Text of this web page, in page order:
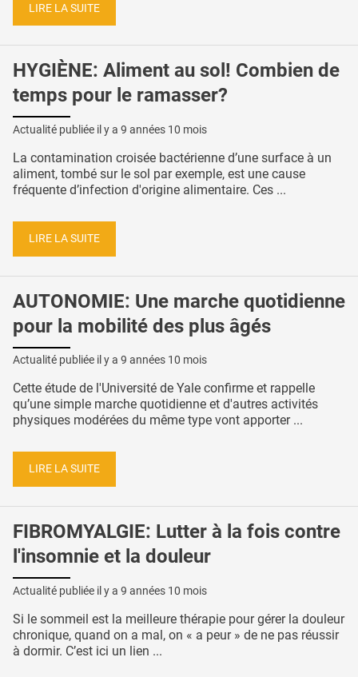
LIRE LA SUITE
HYGIÈNE: Aliment au sol! Combien de
temps pour le ramasser?
Actualité publiée il y a 9 années 10 mois
La contamination croisée bactérienne d’une surface à un
aliment, tombé sur le sol par exemple, est une cause
fréquente d’infection d'origine alimentaire. Ces ...
LIRE LA SUITE
AUTONOMIE: Une marche quotidienne
pour la mobilité des plus âgés
Actualité publiée il y a 9 années 10 mois
Cette étude de l'Université de Yale confirme et rappelle
qu’une simple marche quotidienne et d'autres activités
physiques modérées du même type vont apporter ...
LIRE LA SUITE
FIBROMYALGIE: Lutter à la fois contre
l'insomnie et la douleur
Actualité publiée il y a 9 années 10 mois
Si le sommeil est la meilleure thérapie pour gérer la douleur
chronique, quand on a mal, on « a peur » de ne pas réussir
à dormir. C’est ici un lien ...